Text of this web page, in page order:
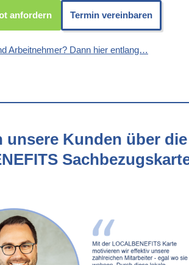
anfordern Termin vereinbaren
Arbeitnehmer? Dann hier entlang…
unsere Kunden über die